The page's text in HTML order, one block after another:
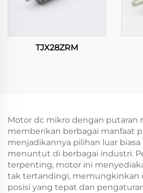
TJX28ZRM
Motor dc mikro dengan putaran
memberikan berbagai manfaat
menjadikannya pilihan luar
menuntut di berbagai industri.
terpenting, motor ini
tak tertandingi, memungkinkan
posisi yang tepat dan